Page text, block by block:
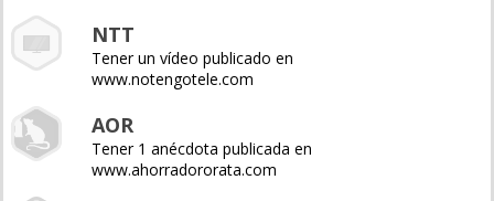
NTT
Tener un vídeo publicado en
www.notengotele.com
AOR
Tener 1 anécdota publicada en
www.ahorradororata.com